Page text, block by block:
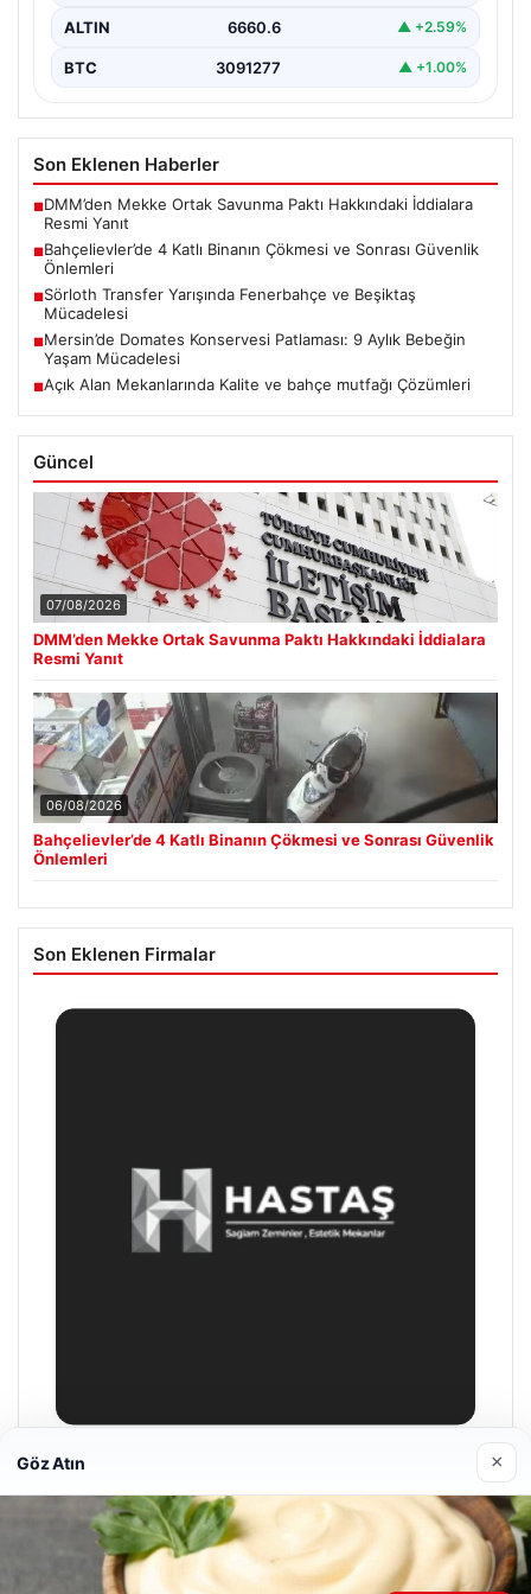
ALTIN 6660.6 ▲ +2.59%
BTC 3091277 ▲ +1.00%
Son Eklenen Haberler
■DMM’den Mekke Ortak Savunma Paktı Hakkındaki İddialara
Resmi Yanıt
■Bahçelievler’de 4 Katlı Binanın Çökmesi ve Sonrası Güvenlik
Önlemleri
■Sörloth Transfer Yarışında Fenerbahçe ve Beşiktaş
Mücadelesi
■Mersin’de Domates Konservesi Patlaması: 9 Aylık Bebeğin
Yaşam Mücadelesi
■Açık Alan Mekanlarında Kalite ve bahçe mutfağı Çözümleri
Güncel
07/08/2026
DMM’den Mekke Ortak Savunma Paktı Hakkındaki İddialara
Resmi Yanıt
06/08/2026
Bahçelievler’de 4 Katlı Binanın Çökmesi ve Sonrası Güvenlik
Önlemleri
Son Eklenen Firmalar
Hastaş Beton
26/05/2026
Göz Atın ×